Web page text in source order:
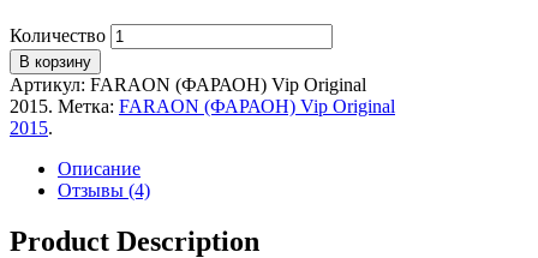
Количество
В корзину
Артикул: FARAON (ФАРАОН) Vip Original
2015. Метка: FARAON (ФАРАОН) Vip Original
2015.
Описание
Отзывы (4)
Product Description